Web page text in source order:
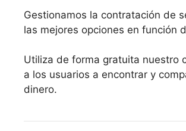
Gestionamos la contratación de
las mejores opciones en función
Utiliza de forma gratuita nuestro
a los usuarios a encontrar y
dinero.